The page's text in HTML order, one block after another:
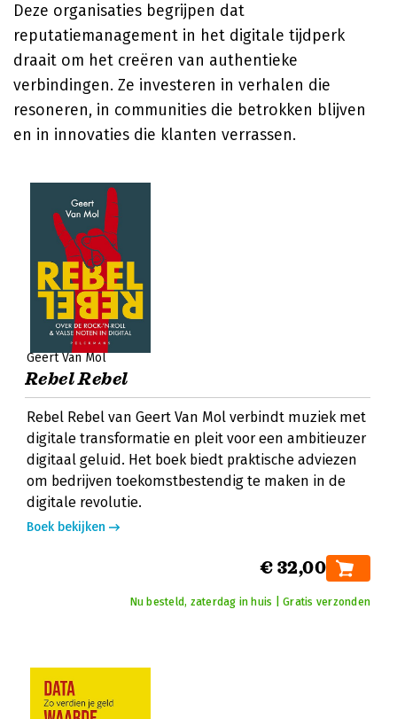
Deze organisaties begrijpen dat
reputatiemanagement in het digitale tijdperk
draait om het creëren van authentieke
verbindingen. Ze investeren in verhalen die
resoneren, in communities die betrokken blijven
en in innovaties die klanten verrassen.
Geert Van Mol
Rebel Rebel
Rebel Rebel van Geert Van Mol verbindt muziek met
digitale transformatie en pleit voor een ambitieuzer
digitaal geluid. Het boek biedt praktische adviezen
om bedrijven toekomstbestendig te maken in de
digitale revolutie.
Boek bekijken
€ 32,00
Nu besteld, zaterdag in huis | Gratis verzonden